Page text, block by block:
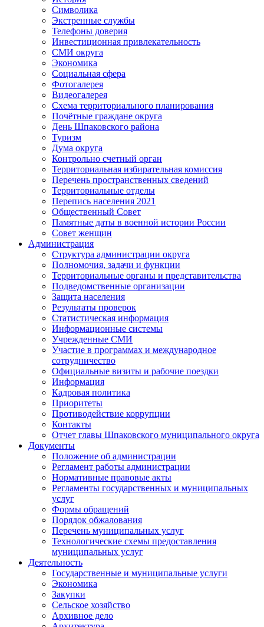
Символика
Экстренные службы
Телефоны доверия
Инвестиционная привлекательность
СМИ округа
Экономика
Социальная сфера
Фотогалерея
Видеогалерея
Схема территориального планирования
Почётные граждане округа
День Шпаковского района
Туризм
Дума округа
Контрольно счетный орган
Территориальная избирательная комиссия
Перечень пространственных сведений
Территориальные отделы
Перепись населения 2021
Общественный Совет
Памятные даты в военной истории России
Совет женщин
Администрация
Структура администрации округа
Полномочия, задачи и функции
Территориальные органы и представительства
Подведомственные организации
Защита населения
Результаты проверок
Статистическая информация
Информационные системы
Учрежденные СМИ
Участие в программах и международное
сотрудничество
Официальные визиты и рабочие поездки
Информация
Кадровая политика
Приоритеты
Противодействие коррупции
Контакты
Отчет главы Шпаковского муниципального округа
Документы
Положение об администрации
Регламент работы администрации
Нормативные правовые акты
Регламенты государственных и муниципальных
услуг
Формы обращений
Порядок обжалования
Перечень муниципальных услуг
Технологические схемы предоставления
муниципальных услуг
Деятельность
Государственные и муниципальные услуги
Экономика
Закупки
Сельское хозяйство
Архивное дело